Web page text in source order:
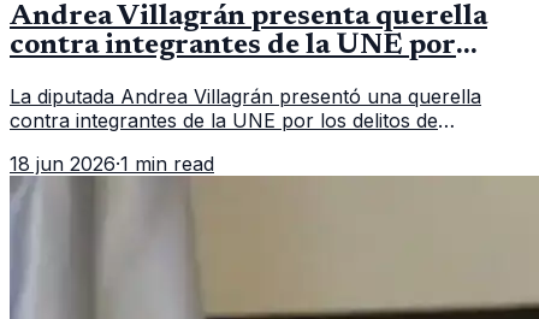
Andrea Villagrán presenta querella
contra integrantes de la UNE por
La diputada Andrea Villagrán presentó una querella
contra integrantes de la UNE por los delitos de
18 jun 2026·1 min read